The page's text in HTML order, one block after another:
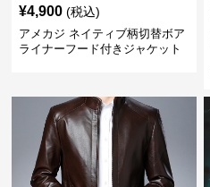
¥4,900 (税込)
アメカジ ネイティブ柄切替ボア
ライナーフード付きジャケット